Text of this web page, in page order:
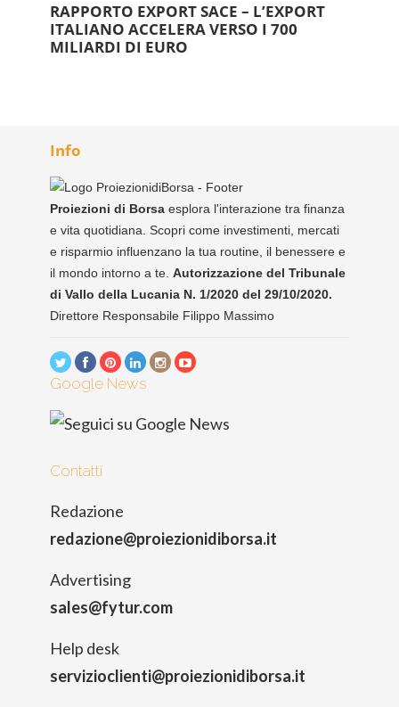
RAPPORTO EXPORT SACE – L’EXPORT
ITALIANO ACCELERA VERSO I 700
MILIARDI DI EURO
Info
Proiezioni di Borsa esplora l'interazione tra finanza
e vita quotidiana. Scopri come investimenti, mercati
e risparmio influenzano la tua routine, il benessere e
il mondo intorno a te. Autorizzazione del Tribunale
di Vallo della Lucania N. 1/2020 del 29/10/2020.
Direttore Responsabile Filippo Massimo
Google News
Contatti
Redazione
redazione@proiezionidiborsa.it
Advertising
sales@fytur.com
Help desk
servizioclienti@proiezionidiborsa.it